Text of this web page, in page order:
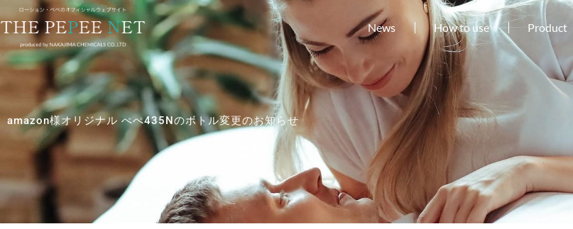
容
を
ス
News How to use Product
amazon様オリジナル ぺぺ435Nのボトル変更のお知らせ